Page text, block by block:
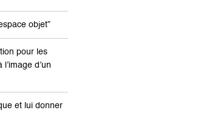
objet”
pour les
d’un
et lui donner